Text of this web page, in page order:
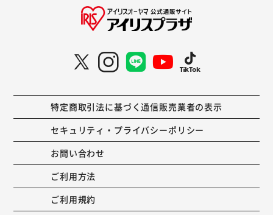
特定商取引法に基づく通信販売業者の表示
セキュリティ・プライバシーポリシー
お問い合わせ
ご利用方法
ご利用規約